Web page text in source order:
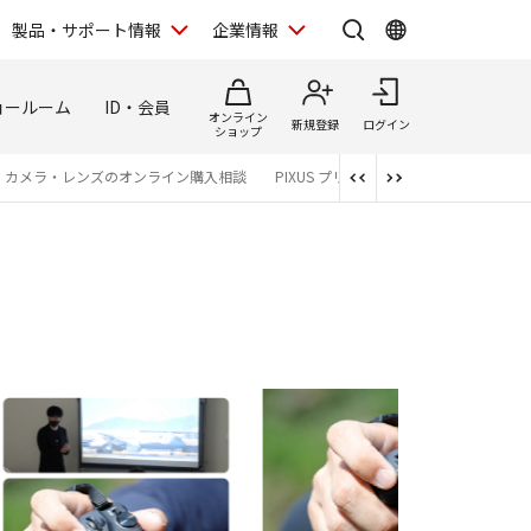
製品・サポート情報 企業情報
ルーム ID・会員
オンライン
ショップ
新規登録 ログイン
カメラ・レンズのオンライン購入相談 PIXUS プリント枚ルサービスご紹介